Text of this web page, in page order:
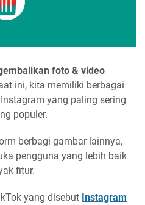
foto & video
ini, kita memiliki berbagai
yang paling sering
populer.
berbagi gambar lainnya,
pengguna yang lebih baik
fitur.
yang disebut Instagram